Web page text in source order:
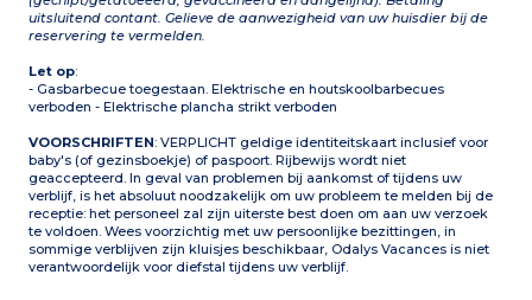
uitsluitend contant. Gelieve de aanwezigheid van uw huisdier bij de
reservering te vermelden.
Let op:
- Gasbarbecue toegestaan. Elektrische en houtskoolbarbecues
verboden - Elektrische plancha strikt verboden
VOORSCHRIFTEN: VERPLICHT geldige identiteitskaart inclusief voor
baby's (of gezinsboekje) of paspoort. Rijbewijs wordt niet
geaccepteerd. In geval van problemen bij aankomst of tijdens uw
verblijf, is het absoluut noodzakelijk om uw probleem te melden bij de
receptie: het personeel zal zijn uiterste best doen om aan uw verzoek
te voldoen. Wees voorzichtig met uw persoonlijke bezittingen, in
sommige verblijven zijn kluisjes beschikbaar, Odalys Vacances is niet
verantwoordelijk voor diefstal tijdens uw verblijf.